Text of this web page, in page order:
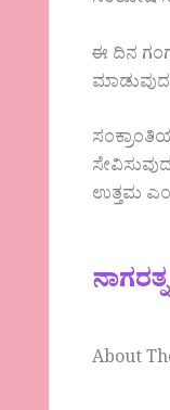
ಈ ದಿನ
ಉತ್ತಮ
About